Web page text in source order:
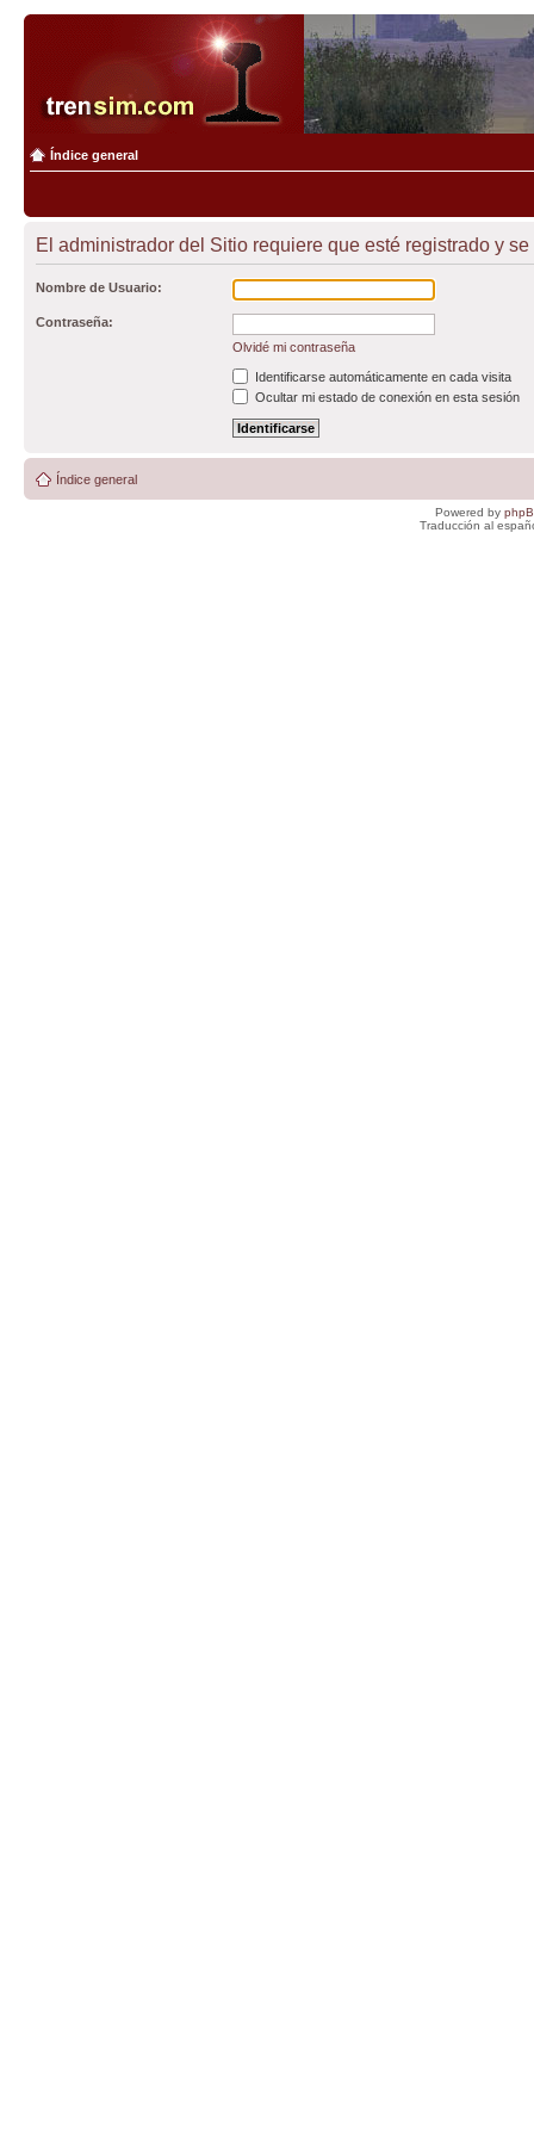
Índice general
El administrador del Sitio requiere que esté registrado y
Nombre de Usuario:
Contraseña:
Olvidé mi contraseña
Identificarse automáticamente en cada visita
Ocultar mi estado de conexión en esta sesión
Índice general
Powered by
Traducción al